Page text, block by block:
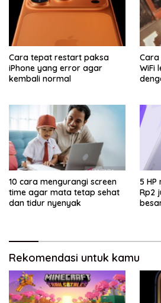
Cara tepat restart paksa
iPhone yang error agar
kembali normal
WiFi
10 cara mengurangi screen
time agar mata tetap sehat
dan tidur nyenyak
5
Rp2
Rekomendasi untuk kamu